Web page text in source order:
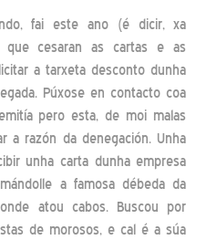
fai este ano (é dicir, xa
que cesaran as cartas e as
a tarxeta desconto dunha
Púxose en contacto coa
pero esta, de moi malas
a razón da denegación. Unha
unha carta dunha empresa
a famosa débeda da
atou cabos. Buscou por
de morosos, e cal é a súa